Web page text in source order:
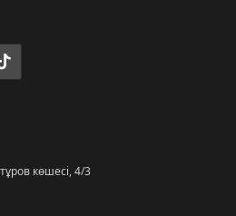
көшесі, 4/3